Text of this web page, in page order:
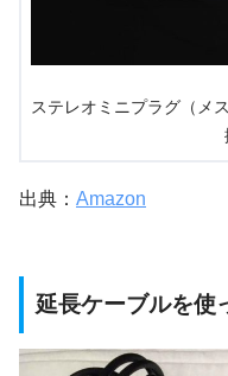
ステレオミニプラグ（メ
出典： Amazon
延長ケーブルを使